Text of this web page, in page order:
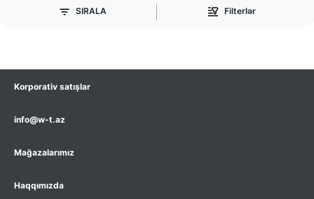
SIRALA Filterlər
Korporativ satışlar
info@w-t.az
Mağazalarımız
Haqqımızda